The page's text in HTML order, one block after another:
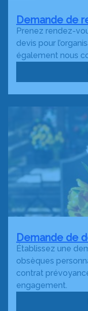
Demande de
Prenez rendez-
devis pour
également nous
Demande de
Établissez une
obsèques
contrat
engagement.